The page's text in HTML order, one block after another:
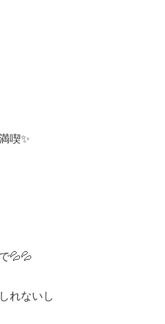
喫✨
💦💦
れないし